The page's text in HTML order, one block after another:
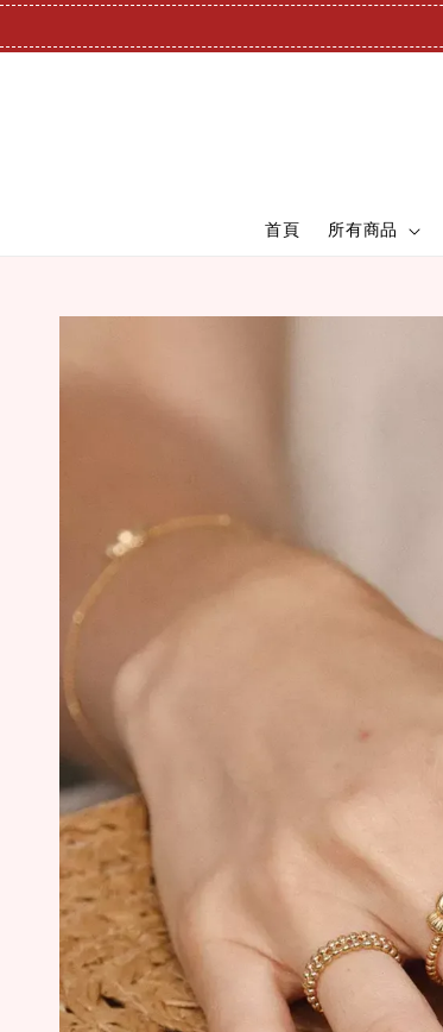
首頁 所有商品